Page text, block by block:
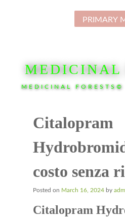
MEDICINAL
MEDICINAL
PRIMARY
Citalopram
costo senza
Posted on March 16, 2024by
Citalopram